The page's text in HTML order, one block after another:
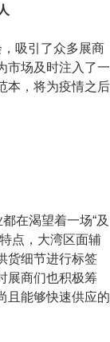
吸引了众多展商
市场及时注入了一
本，将为疫情之后
在渴望着一场“及
点，大湾区面辅
货细节进行标签
展商们也积极筹
且能够快速供应的